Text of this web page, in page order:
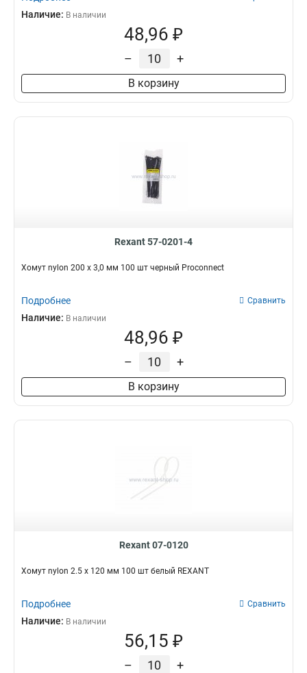
Наличие: В наличии
48,96 ₽
– +
В корзину
Rexant 57-0201-4
Хомут nylon 200 х 3,0 мм 100 шт черный Proconnect
Подробнее Сравнить
Наличие: В наличии
48,96 ₽
– +
В корзину
Rexant 07-0120
Хомут nylon 2.5 х 120 мм 100 шт белый REXANT
Подробнее Сравнить
Наличие: В наличии
56,15 ₽
– +